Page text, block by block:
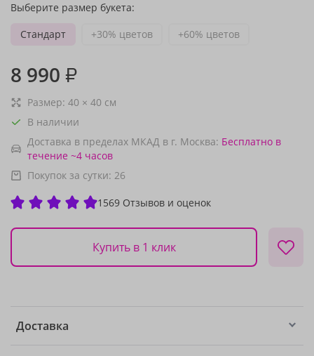
Выберите размер букета:
Стандарт
+30% цветов +60% цветов
8 990 ₽
Размер: 40 × 40 см
В наличии
Доставка в пределах МКАД в г. Москва: Бесплатно в
течение ~4 часов
Покупок за сутки: 26
1569 Отзывов и оценок
Купить в 1 клик
Доставка